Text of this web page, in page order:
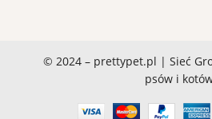
© 2024 – prettypet.pl | Sieć
psów i